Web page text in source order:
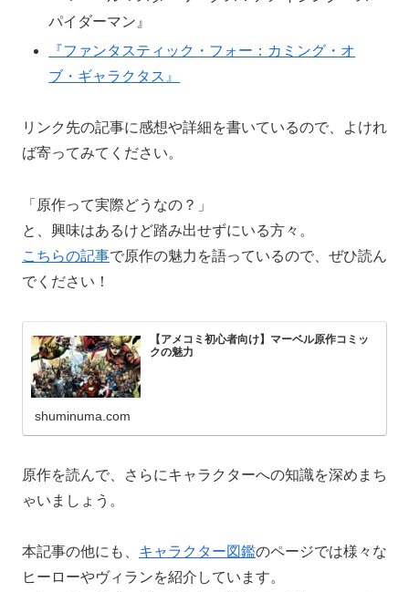
パイダーマン』
『ファンタスティック・フォー：カミング・オ
ブ・ギャラクタス』
リンク先の記事に感想や詳細を書いているので、よけれ
ば寄ってみてください。
「原作って実際どうなの？」
と、興味はあるけど踏み出せずにいる方々。
こちらの記事で原作の魅力を語っているので、ぜひ読ん
でください！
【アメコミ初心者向け】マーベル原作コミッ
クの魅力
shuminuma.com
原作を読んで、さらにキャラクターへの知識を深めまち
ゃいましょう。
本記事の他にも、 キャラクター図鑑のページでは様々な
ヒーローやヴィランを紹介しています。